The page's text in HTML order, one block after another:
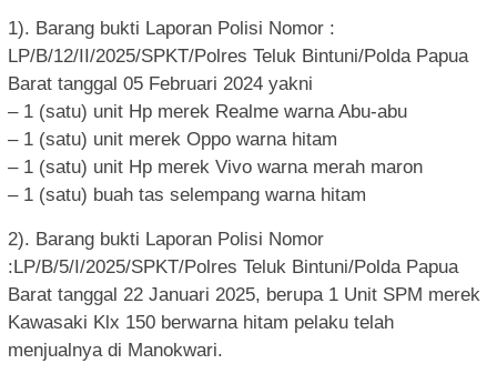
1). Barang bukti Laporan Polisi Nomor :
LP/B/12/II/2025/SPKT/Polres Teluk Bintuni/Polda Papua
Barat tanggal 05 Februari 2024 yakni
– 1 (satu) unit Hp merek Realme warna Abu-abu
– 1 (satu) unit merek Oppo warna hitam
– 1 (satu) unit Hp merek Vivo warna merah maron
– 1 (satu) buah tas selempang warna hitam
2). Barang bukti Laporan Polisi Nomor
:LP/B/5/I/2025/SPKT/Polres Teluk Bintuni/Polda Papua
Barat tanggal 22 Januari 2025, berupa 1 Unit SPM merek
Kawasaki Klx 150 berwarna hitam pelaku telah
menjualnya di Manokwari.